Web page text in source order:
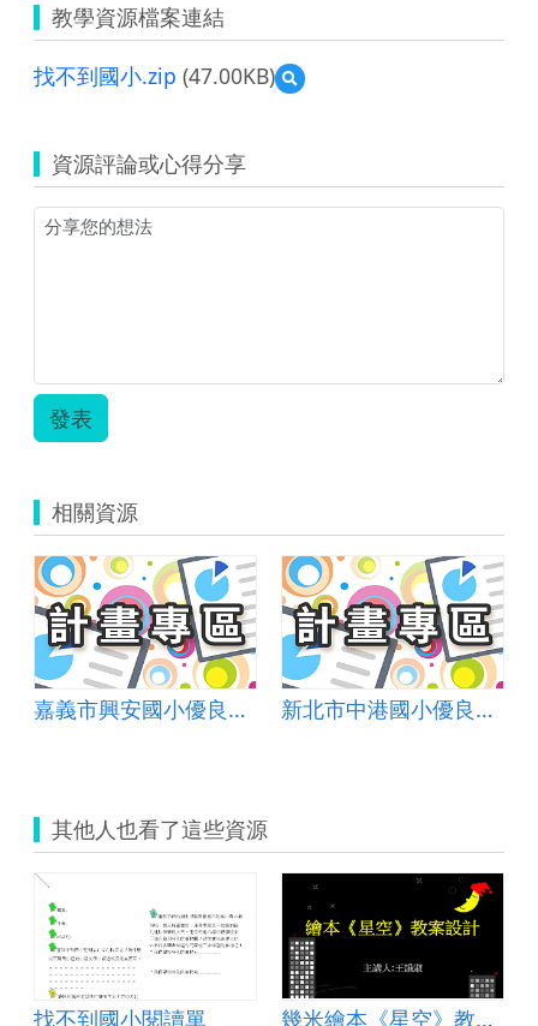
教學資源檔案連結
找不到國小.zip (47.00KB)
預
覽
國
小.zip
資源評論或心得分享
發表
相關資源
嘉義市興安國小優良學校選拔簡報 新北市中港國小優良學校選拔簡報
其他人也看了這些資源
找不到國小閱讀單 幾米繪本《星空》教學教案設計PPT版(教案及學習單請參閱WORD版)